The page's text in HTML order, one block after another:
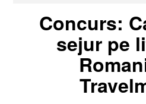
Concurs:
sejur pe